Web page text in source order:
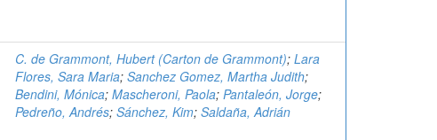
C. de Grammont, Hubert (Carton de Grammont); Lara
Flores, Sara Maria; Sanchez Gomez, Martha Judith;
Bendini, Mónica; Mascheroni, Paola; Pantaleón, Jorge;
Pedreño, Andrés; Sánchez, Kim; Saldaña, Adrián